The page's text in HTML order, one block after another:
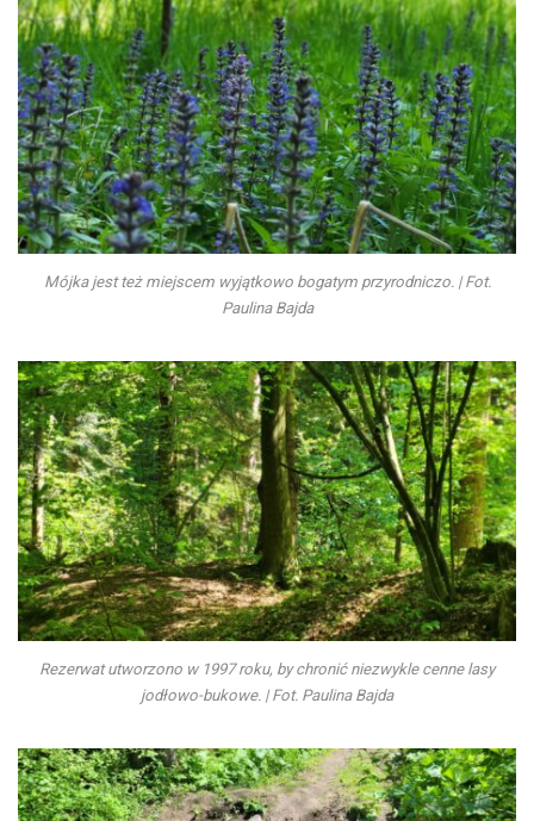
Mójka jest też miejscem wyjątkowo bogatym przyrodniczo. | Fot.
Paulina Bajda
Rezerwat utworzono w 1997 roku, by chronić niezwykle cenne lasy
jodłowo-bukowe. | Fot. Paulina Bajda